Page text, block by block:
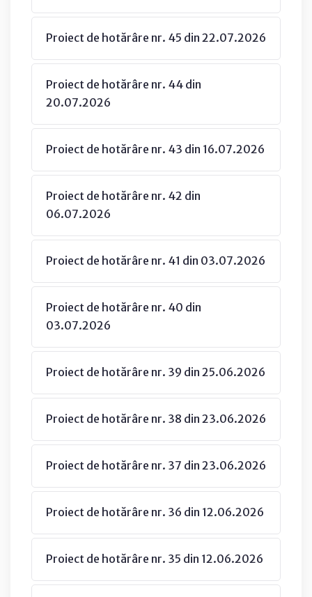
Proiect de hotărâre nr. 45 din 22.07.2026
Proiect de hotărâre nr. 44 din
20.07.2026
Proiect de hotărâre nr. 43 din 16.07.2026
Proiect de hotărâre nr. 42 din
06.07.2026
Proiect de hotărâre nr. 41 din 03.07.2026
Proiect de hotărâre nr. 40 din
03.07.2026
Proiect de hotărâre nr. 39 din 25.06.2026
Proiect de hotărâre nr. 38 din 23.06.2026
Proiect de hotărâre nr. 37 din 23.06.2026
Proiect de hotărâre nr. 36 din 12.06.2026
Proiect de hotărâre nr. 35 din 12.06.2026